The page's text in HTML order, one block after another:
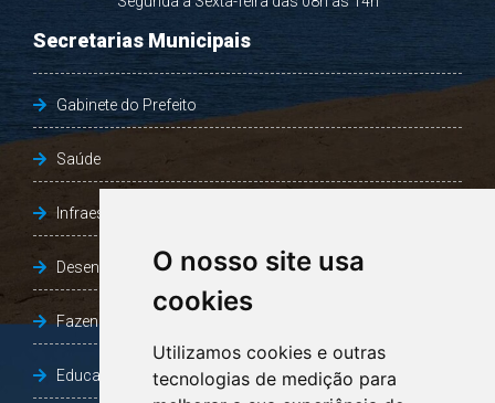
O nosso site usa
cookies
Utilizamos cookies e outras
tecnologias de medição para
Secretarias Municipais
Gabinete do Prefeito
Saúde
Infraestrutura, Agricultura e Meio Ambiente
Desenvolvimento Social
Fazenda e Desenvolvimento Econômico
Educação